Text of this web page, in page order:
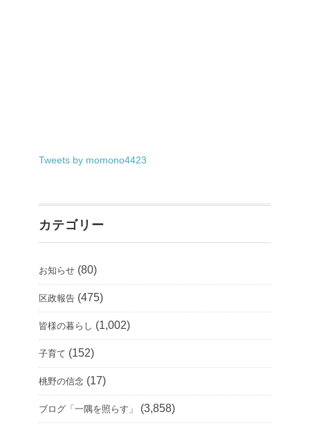
Tweets by momono4423
カテゴリー
お知らせ (80)
区政報告 (475)
皆様の暮らし (1,002)
子育て (152)
桃野の信念 (17)
ブログ「一隅を照らす」 (3,858)